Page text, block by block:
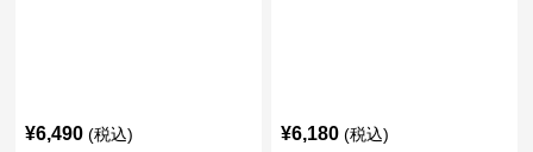
¥6,490 (税込) ¥6,180 (税込)